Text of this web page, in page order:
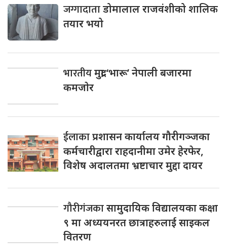
जग्गादाताडोमालाल राजवंशीको शालिक
तयार भयो
भारतीयमुद्रा ‘भारू’ नेपाली बजारमा
कमजाेर
ईलाकाप्रशासन कार्यालय गौरीगञ्जका
कर्मचारीद्वारा राहदानीमा उमेर हेरफेर,
विशेष अदालतमा भ्रष्टाचार मुद्दा दायर
गौरीगंजकासामुदायिक विद्यालयका कक्षा
९ मा अध्ययनरत छात्राहरुलाई साइकल
वितरण